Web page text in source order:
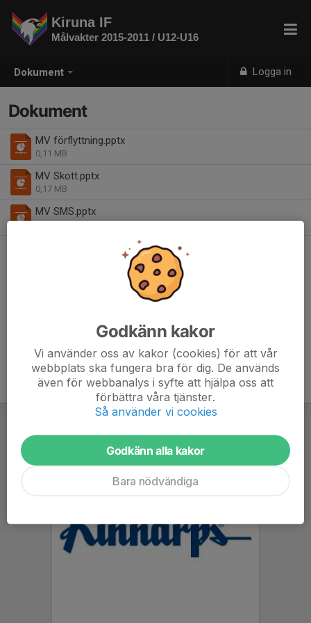
Dokument Logga in
Kiruna IF
Målvakter 2015-2011 / U12-U16
Dokument
MV förflyttning.pptx
0,11 MB
MV Skott.pptx
0,17 MB
MV SMS.pptx
0,10 MB | SMS övningar
Godkänn kakor
Vi använder oss av kakor (cookies) för att vår
webbplats ska fungera bra för dig. De används
även för webbanalys i syfte att hjälpa oss att
förbättra våra tjänster.
Så använder vi cookies
Godkänn alla kakor
Bara nödvändiga